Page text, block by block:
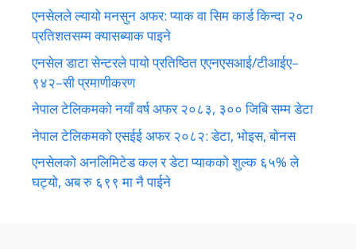
एनसेलले ल्यायो मनसुन अफर: प्याक वा सिम कार्ड किन्दा २०
प्रतिशतसम्म क्यासब्याक पाइने
एनसेल डाटा सेन्टरले पायो प्रतिष्ठित एएनएसआई/टीआईए–
९४२–सी प्रमाणीकरण
नेपाल टेलिकमको नयाँ वर्ष अफर २०८३, ३०० जिबि सम्म डेटा
नेपाल टेलिकमको एसईई अफर २०८२: डेटा, भोइस, बोनस
एनसेलको अनलिमिटेड कल र डेटा प्याकको शुल्क ६५% ले
घट्यो, अब रु ६९९ मा नै पाईने